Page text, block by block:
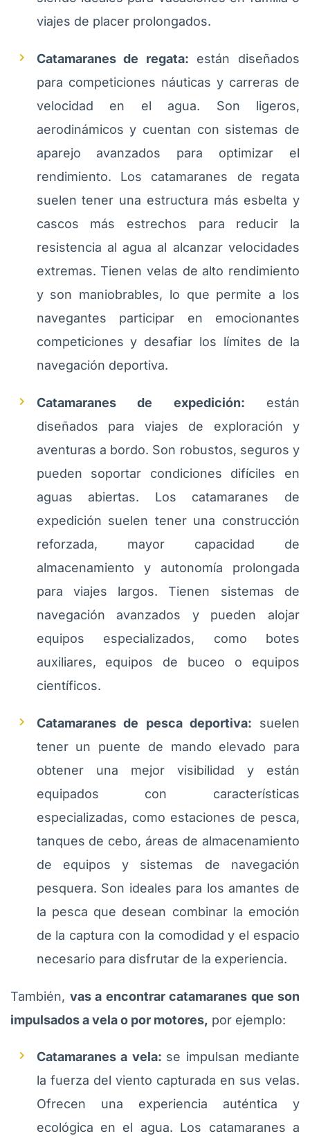
viajes de placer prolongados.
Catamaranes de regata: están diseñados
para competiciones náuticas y carreras de
velocidad en el agua. Son ligeros,
aerodinámicos y cuentan con sistemas de
aparejo avanzados para optimizar el
rendimiento. Los catamaranes de regata
suelen tener una estructura más esbelta y
cascos más estrechos para reducir la
resistencia al agua al alcanzar velocidades
extremas. Tienen velas de alto rendimiento
y son maniobrables, lo que permite a los
navegantes participar en emocionantes
competiciones y desafiar los límites de la
navegación deportiva.
Catamaranes de expedición: están
diseñados para viajes de exploración y
aventuras a bordo. Son robustos, seguros y
pueden soportar condiciones difíciles en
aguas abiertas. Los catamaranes de
expedición suelen tener una construcción
reforzada, mayor capacidad de
almacenamiento y autonomía prolongada
para viajes largos. Tienen sistemas de
navegación avanzados y pueden alojar
equipos especializados, como botes
auxiliares, equipos de buceo o equipos
científicos.
Catamaranes de pesca deportiva: suelen
tener un puente de mando elevado para
obtener una mejor visibilidad y están
equipados con características
especializadas, como estaciones de pesca,
tanques de cebo, áreas de almacenamiento
de equipos y sistemas de navegación
pesquera. Son ideales para los amantes de
la pesca que desean combinar la emoción
de la captura con la comodidad y el espacio
necesario para disfrutar de la experiencia.
También, vas a encontrar catamaranes que son
impulsados a vela o por motores, por ejemplo:
Catamaranes a vela: se impulsan mediante
la fuerza del viento capturada en sus velas.
Ofrecen una experiencia auténtica y
ecológica en el agua. Los catamaranes a